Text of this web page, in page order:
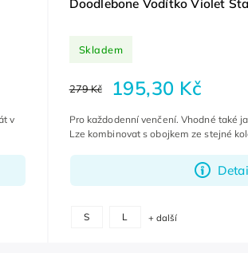
v
Doodlebone Vodítko Violet
Skladem
279 Kč 195,30 Kč
Pro každodenní venčení. Vhodné také
Lze kombinovat s obojkem ze stejné
S L + další